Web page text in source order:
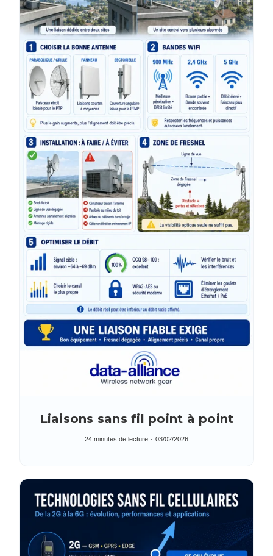
Liaisons sans fil point à point
24 minutes de lecture 03/02/2026